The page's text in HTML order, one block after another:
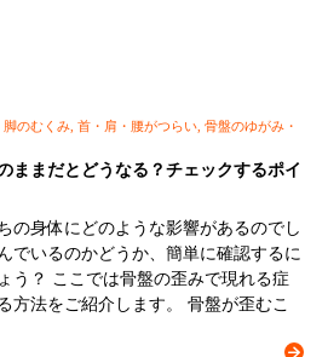
のむくみ, 首・肩・腰がつらい, 骨盤のゆがみ・
ままだとどうなる？チェックするポイ
の身体にどのような影響があるのでし
でいるのかどうか、簡単に確認するに
う？ ここでは骨盤の歪みで現れる症
方法をご紹介します。 骨盤が歪むこ